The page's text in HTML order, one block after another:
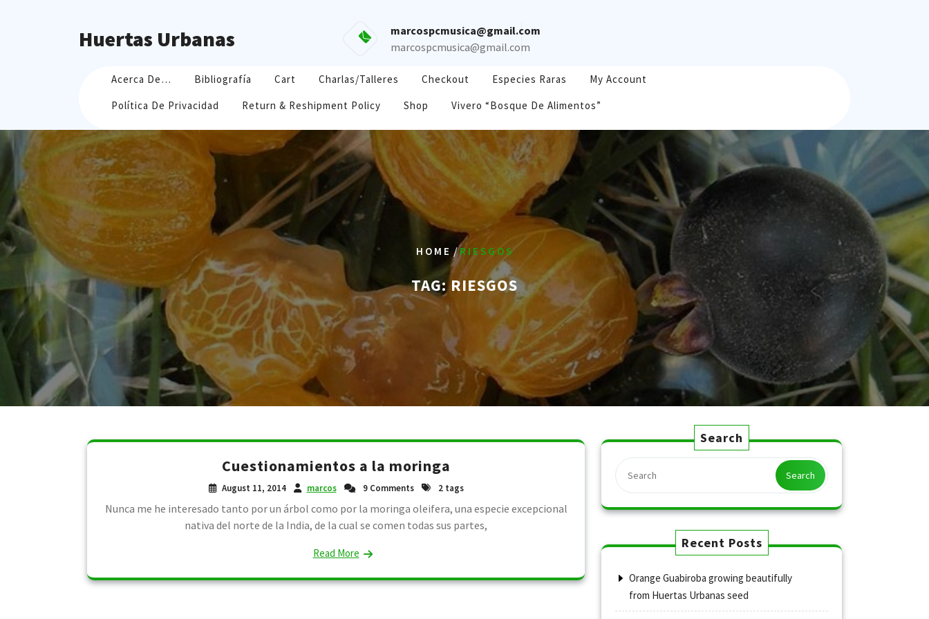
Huertas Urbanas
marcospcmusica@gmail.com
marcospcmusica@gmail.com
Acerca De… Bibliografía Cart Charlas/Talleres Checkout Especies Raras
My Account
Política De Privacidad
Return & Reshipment Policy Shop Vivero “Bosque De Alimentos”
HOME /RIESGOS
TAG:RIESGOS
Cuestionamientos a la moringa
August 11, 2014 marcos 9 Comments 2 tags
Nunca me he interesado tanto por un árbol como por la moringa oleifera, una especie excepcional
nativa del norte de la India, de la cual se comen todas sus partes,
Read More
Search
Search
Recent Posts
Orange Guabiroba growing beautifully
from Huertas Urbanas seed